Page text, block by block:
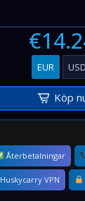
EUR USD
Köp
Återbetalningar
Huskycarry VPN